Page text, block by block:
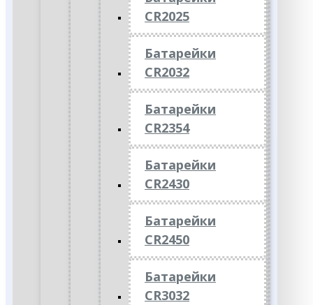
CR2025
Батарейки
CR2032
Батарейки
CR2354
Батарейки
CR2430
Батарейки
CR2450
Батарейки
CR3032